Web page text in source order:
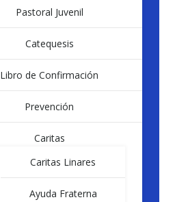
Pastoral Juvenil
Catequesis
Libro de Confirmación
Prevención
Caritas
Caritas Linares
Ayuda Fraterna